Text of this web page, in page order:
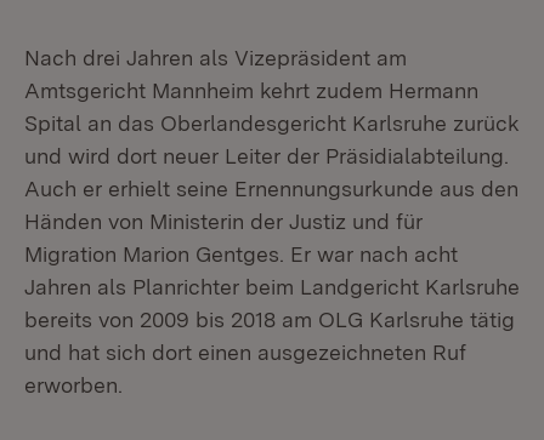
Nach drei Jahren als Vizepräsident am
Amtsgericht Mannheim kehrt zudem Hermann
Spital an das Oberlandesgericht Karlsruhe zurück
und wird dort neuer Leiter der Präsidialabteilung.
Auch er erhielt seine Ernennungsurkunde aus den
Händen von Ministerin der Justiz und für
Migration Marion Gentges. Er war nach acht
Jahren als Planrichter beim Landgericht Karlsruhe
bereits von 2009 bis 2018 am OLG Karlsruhe tätig
und hat sich dort einen ausgezeichneten Ruf
erworben.